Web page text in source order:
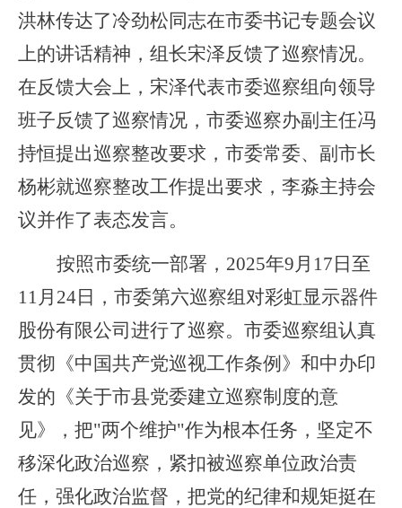
洪林传达了冷劲松同志在市委书记专题会议
上的讲话精神，组长宋泽反馈了巡察情况。
在反馈大会上，宋泽代表市委巡察组向领导
班子反馈了巡察情况，市委巡察办副主任冯
持恒提出巡察整改要求，市委常委、副市长
杨彬就巡察整改工作提出要求，李淼主持会
议并作了表态发言。
按照市委统一部署， 2025年9 月 17 日至
11 月 24日，市委第六巡察组对彩虹显示器件
股份有限公司进行了巡察。市委巡察组认真
贯彻《中国共产党巡视工作条例》和中办印
发的《关于市县党委建立巡察制度的意
见》，把"两个维护"作为根本任务，坚定不
移深化政治巡察，紧扣被巡察单位政治责
任，强化政治监督，把党的纪律和规矩挺在